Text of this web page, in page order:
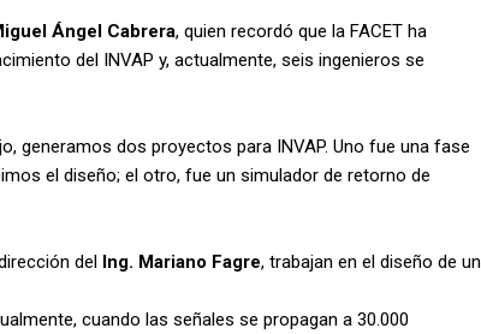
Ángel Cabrera, quien recordó que la FACET ha
del INVAP y, actualmente, seis ingenieros se
generamos dos proyectos para INVAP. Uno fue una fase
el diseño; el otro, fue un simulador de retorno de
del ng. Mariano Fagre, trabajan en el diseño de un
cuando las señales se propagan a 30.000